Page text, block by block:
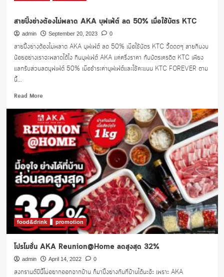
สายปิ้งย่างต้องไม่พลาด AKA บุฟเฟ่ต์ ลด 50% เมื่อใช้บัตร KTC
admin September 20, 2023 0
สายปิ้งย่างต้องไม่พลาด AKA บุฟเฟ่ต์ ลด 50% เมื่อใช้บัตร KTC วี้ดดดๆ สายกินงบ
น้อยอย่างเราจะพลาดได้ไง กินบุฟเฟ่ต์ AKA แค่ครึ่งราคา กับบัตรเครดิต KTC เพียง
แลกรับส่วนลดบุฟเฟ่ต์ 50% เมื่อชำระค่าบุฟเฟ่ต์และใช้คะแนน KTC FOREVER ตาม
นี้...
Read MoreRead
about
สาย
ปิ้ง
ย่าง
ต้อง
ไม่
พลาด
AKA
บุฟเฟ่ต์
ลด
50%
เมื่อ
ใช้
KTC
food&drink promotion
โปรโมชั่น AKA Reunion@Home ลดสูงสุด 32%
admin April 14, 2022 0
สงกรานต์ปีนี้ไม่อยากออกจากบ้าน ก็มาปิ้งย่างกันที่บ้านได้นะจ้ะ เพราะ AKA